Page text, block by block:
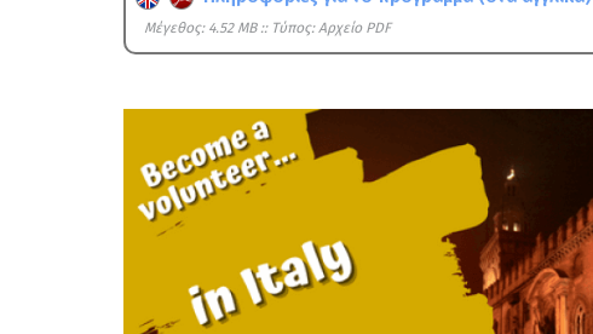
Mέγεθος: 4.52 MB :: Τύπος: Αρχείο PDF